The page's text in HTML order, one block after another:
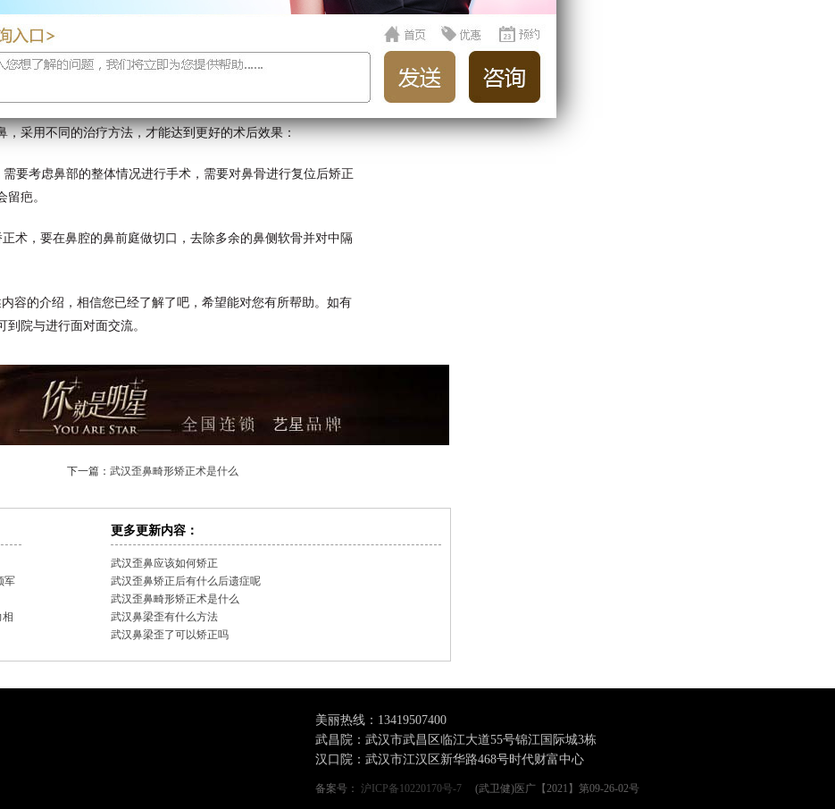
，采用不同的治疗方法，才能达到更好的术后效果：
要考虑鼻部的整体情况进行手术，需要对鼻骨进行复位后矫正
疤。
术，要在鼻腔的鼻前庭做切口，去除多余的鼻侧软骨并对中隔
容的介绍，相信您已经了解了吧，希望能对您有所帮助。如有
院与进行面对面交流。
下一篇： 武汉歪鼻畸形矫正术是什么
军
相
更多更新内容：
武汉歪鼻应该如何矫正
武汉歪鼻矫正后有什么后遗症呢
武汉歪鼻畸形矫正术是什么
武汉鼻梁歪有什么方法
武汉鼻梁歪了可以矫正吗
美丽热线： 13419507400
武昌院：武汉市武昌区临江大道55号锦江国际城3栋
汉口院：武汉市江汉区新华路468号时代财富中心
备案号： 沪ICP备10220170号-7 (武卫健)医广【2021】第09-26-02号